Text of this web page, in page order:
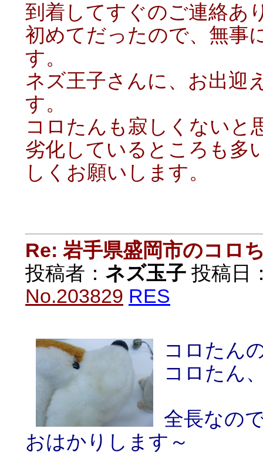
到着してすぐのご連絡あ
初めてだったので、無事
す。
ネズ王子さんに、お出迎
す。
コロたんも寂しくないと
劣化しているところも多
しくお願いします。
Re: 岩手県盛岡市のコロ
投稿者： ネズ玉子 投稿日
No.203829 RES
コロたん
コロたん
全長なの
おはかりします～